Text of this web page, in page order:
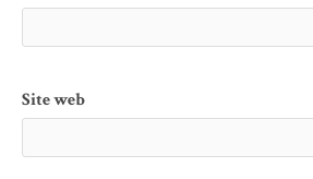
Site web